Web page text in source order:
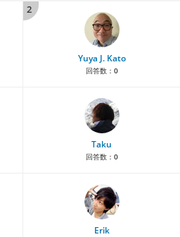
2
Yuya J. Kato
回答数： 0
Taku
回答数： 0
Erik